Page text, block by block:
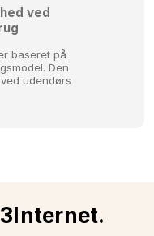
ved
baseret på
Den
udendørs